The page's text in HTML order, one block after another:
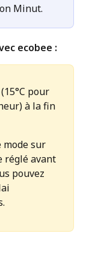
Minut.
ecobee :
pour
à la fin
sur
réglé avant
pouvez